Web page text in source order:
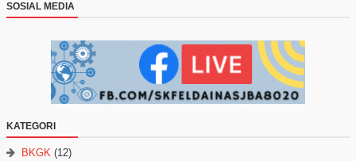
SOSIAL MEDIA
KATEGORI
BKGK (12)